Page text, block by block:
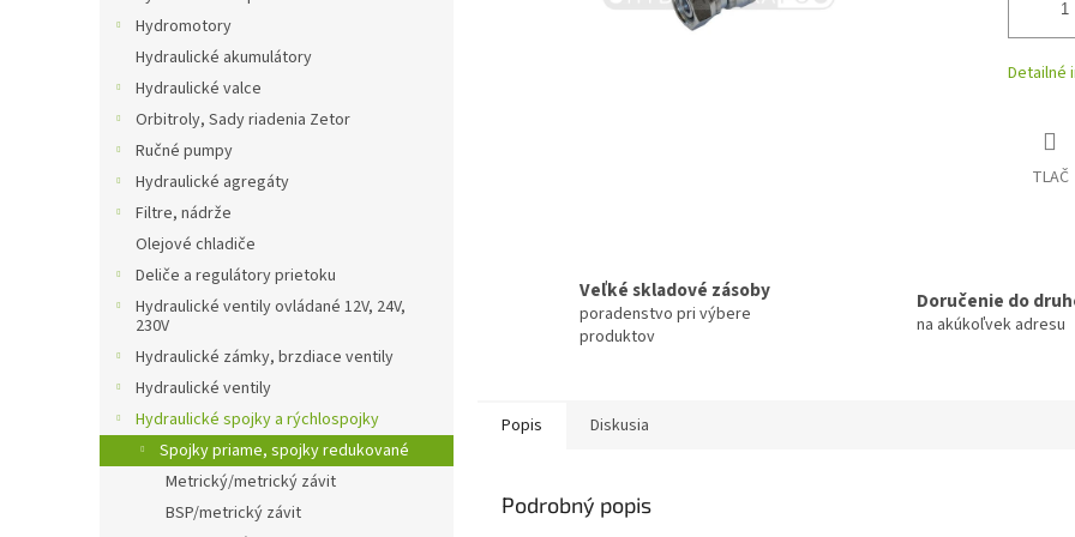
Hydromotory
Hydraulické akumulátory
Hydraulické valce
Orbitroly, Sady riadenia Zetor
Ručné pumpy
Hydraulické agregáty
Filtre, nádrže
Olejové chladiče
Deliče a regulátory prietoku
Hydraulické ventily ovládané 12V, 24V,
230V
Hydraulické zámky, brzdiace ventily
Hydraulické ventily
Hydraulické spojky a rýchlospojky
Spojky priame, spojky redukované
Metrický/metrický závit
BSP/metrický závit
Detailné
TLAČ
Veľké skladové zásoby
poradenstvo pri výbere
produktov
Doručenie do
na akúkoľvek adresu
Popis Diskusia
Podrobný popis